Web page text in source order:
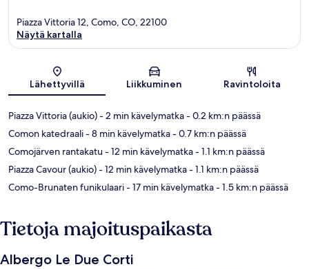
Kartta
Piazza Vittoria 12, Como, CO, 22100
Näytä kartalla
Lähettyvillä Liikkuminen Ravintoloita
Piazza Vittoria (aukio)- 2 min kävelymatka- 0.2 km:n päässä
Comon katedraali- 8 min kävelymatka- 0.7 km:n päässä
Comojärven rantakatu- 12 min kävelymatka- 1.1 km:n päässä
Piazza Cavour (aukio)- 12 min kävelymatka- 1.1 km:n päässä
Como-Brunaten funikulaari- 17 min kävelymatka- 1.5 km:n päässä
Tietoja majoituspaikasta
Albergo Le Due Corti